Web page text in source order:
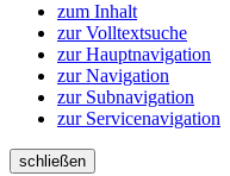
zum Inhalt
zur Volltextsuche
zur Hauptnavigation
zur Navigation
zur Subnavigation
zur Servicenavigation
schließen